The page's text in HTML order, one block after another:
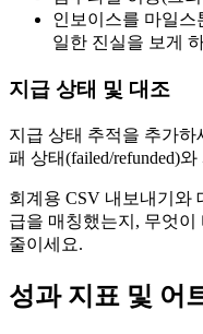
인보이스를 마일스
일한 진실을 보게 하
지급 상태 및 대조
지급 상태 추적을 추가하
패 상태(failed/refunded)
회계용 CSV 내보내기와
급을 매칭했는지, 무엇
줄이세요.
성과 지표 및 어